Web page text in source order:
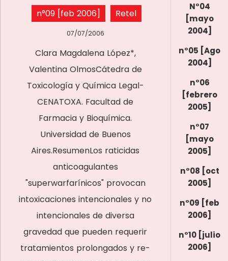
n°09 [feb 2006] Retel
07/07/2006
Clara Magdalena López*,
Valentina OlmosCátedra de
Toxicología y Química Legal-
CENATOXA. Facultad de
Farmacia y Bioquímica.
Universidad de Buenos
Aires.ResumenLos raticidas
anticoagulantes
"superwarfarínicos" provocan
intoxicaciones intencionales y no
intencionales de diversa
gravedad que pueden requerir
tratamientos prolongados y re-
N°04
[mayo
2004]
n°05 [Ago
2004]
n°06
[febrero
2005]
n°07
[mayo
2005]
n°08 [oct
2005]
n°09 [feb
2006]
n°10 [julio
2006]